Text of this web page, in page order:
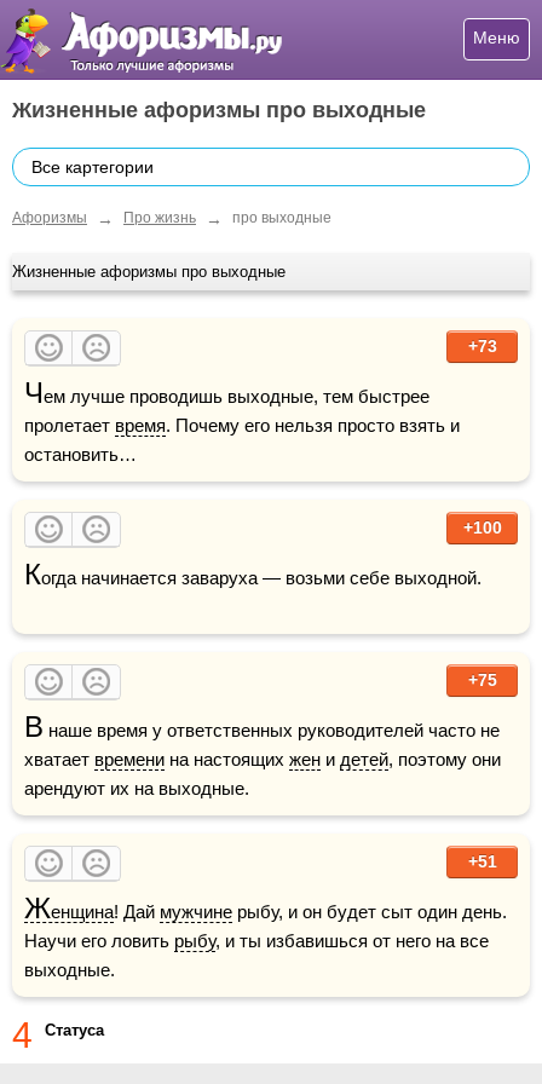
Меню
Жизненные афоризмы про выходные
Все картегории
Афоризмы → Про жизнь → про выходные
Жизненные афоризмы про выходные
+73
Чем лучше проводишь выходные, тем быстрее
пролетает время. Почему его нельзя просто взять и
остановить…
+100
Когда начинается заваруха — возьми себе выходной.
+75
В наше время у ответственных руководителей часто не
хватает времени на настоящих жен и детей, поэтому они
арендуют их на выходные.
+51
Женщина! Дай мужчине рыбу, и он будет сыт один день.
Научи его ловить рыбу, и ты избавишься от него на все
выходные.
4 Статуса